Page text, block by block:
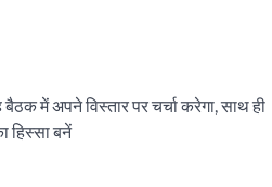
में अपने विस्तार पर चर्चा करेगा, साथ ही
हिस्सा बनें